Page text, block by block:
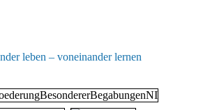
leben – voneinander lernen